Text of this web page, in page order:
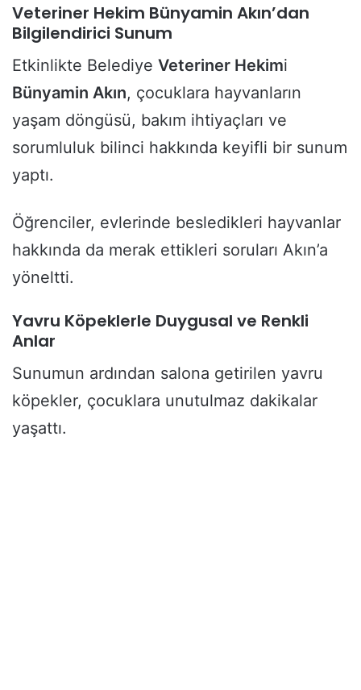
Veteriner Hekim Bünyamin Akın’dan
Bilgilendirici Sunum
Etkinlikte Belediye Veteriner Hekimi
Bünyamin Akın, çocuklara hayvanların
yaşam döngüsü, bakım ihtiyaçları ve
sorumluluk bilinci hakkında keyifli bir sunum
yaptı.
Öğrenciler, evlerinde besledikleri hayvanlar
hakkında da merak ettikleri soruları Akın’a
yöneltti.
Yavru Köpeklerle Duygusal ve Renkli
Anlar
Sunumun ardından salona getirilen yavru
köpekler, çocuklara unutulmaz dakikalar
yaşattı.